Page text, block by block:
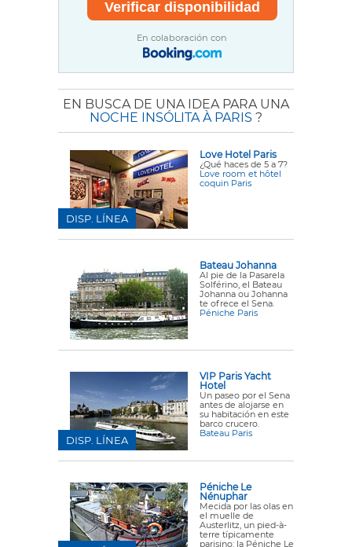
En colaboración con
EN BUSCA DE UNA IDEA PARA UNA
NOCHE INSÓLITA À PARIS ?
Love Hotel Paris
¿Qué haces de 5 a 7?
Love room et hôtel
coquin Paris
DISP. LÍNEA
Bateau Johanna
Al pie de la Pasarela
Solférino, el Bateau
Johanna ou Johanna
te ofrece el Sena.
Péniche Paris
VIP Paris Yacht
Hotel
Un paseo por el Sena
antes de alojarse en
su habitación en este
barco crucero.
Bateau Paris
DISP. LÍNEA
Péniche Le
Nénuphar
Mecida por las olas en
el muelle de
Austerlitz, un pied-à-
terre típicamente
parisino: la Péniche Le